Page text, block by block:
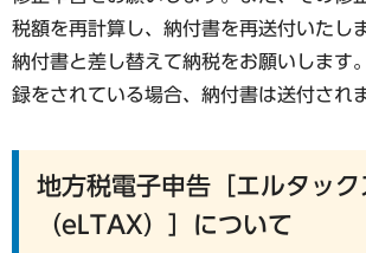
税額を再計算し、納付書を再送付いたし
納付書と差し替えて納税をお願いします
録をされている場合、納付書は送付され
地方税電子申告［エルタック
（eLTAX）］について